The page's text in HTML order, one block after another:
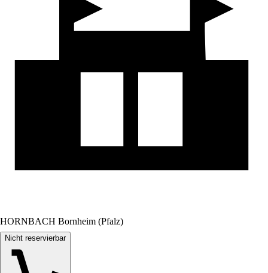
HORNBACH Bornheim (Pfalz)
Nicht reservierbar